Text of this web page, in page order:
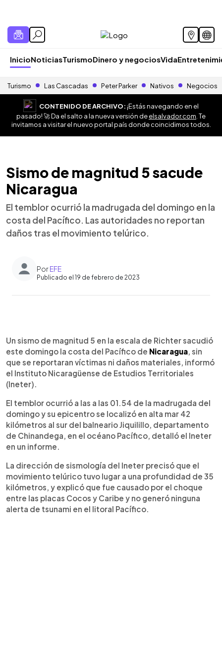
InicioNoticiasTurismoDinero y negociosVida
Turismo Las Cascadas Peter Parker Nativos Negocios
CONTENIDO DE ARCHIVO:¡Estás navegando en el
pasado! 🚀 Da el salto a la nueva versión deelsalvador.com . Te
invitamos a visitar el nuevo portal país donde coincidimos todos.
Sismo de magnitud 5 sacude
Nicaragua
El temblor ocurrió la madrugada del domingo en la
costa del Pacífico. Las autoridades no reportan
daños tras el movimiento telúrico.
PorEFE
Publicado el 19 de febrero de 2023
Escuchar artículo
Un sismo de magnitud 5 en la escala de Richter sacudió
este domingo la costa del Pacífico de Nicaragua, sin
que se reportaran víctimas ni daños materiales, informó
el Instituto Nicaragüense de Estudios Territoriales
(Ineter).
El temblor ocurrió a las a las 01.54 de la madrugada del
domingo y su epicentro se localizó en alta mar 42
kilómetros al sur del balneario Jiquilillo, departamento
de Chinandega, en el océano Pacífico, detalló el Ineter
en un informe.
La dirección de sismología del Ineter precisó que el
movimiento telúrico tuvo lugar a una profundidad de 35
kilómetros, y explicó que fue causado por el choque
entre las placas Cocos y Caribe y no generó ninguna
alerta de tsunami en el litoral Pacífico.